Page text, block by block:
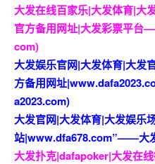
大发在线百家乐|大发体育|大
官方备用网址|大发彩票平
com)
大发娱乐官网|大发体育|大发
方备用网址
a2023.com)
大发官网|大发体育|大发娱乐
站|www.dfa678.com”——大
大发扑克|dafapoker|大发在